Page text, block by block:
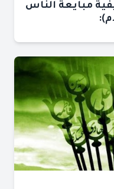
مبايعة الناس